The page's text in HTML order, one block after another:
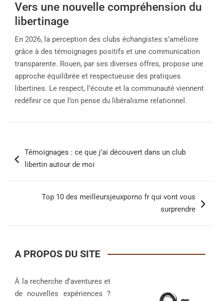
Vers une nouvelle compréhension du
libertinage
En 2026, la perception des clubs échangistes s’améliore
grâce à des témoignages positifs et une communication
transparente. Rouen, par ses diverses offres, propose une
approche équilibrée et respectueuse des pratiques
libertines. Le respect, l’écoute et la communauté viennent
redéfinir ce que l’on pense du libéralisme relationnel.
de
Témoignages : ce que j’ai découvert dans un club
libertin autour de moi
Top 10 des meilleursjeuxporno fr qui vont vous
surprendre
A PROPOS DU SITE
À la recherche d’aventures et
de nouvelles expériences ?